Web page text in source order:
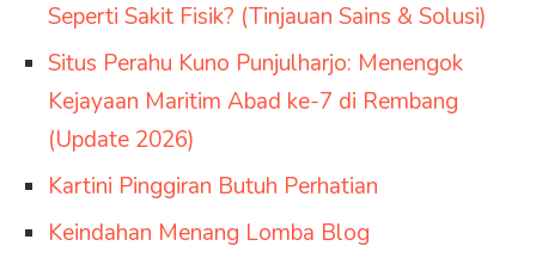
Seperti Sakit Fisik? (Tinjauan Sains & Solusi)
Situs Perahu Kuno Punjulharjo: Menengok
Kejayaan Maritim Abad ke-7 di Rembang
(Update 2026)
Kartini Pinggiran Butuh Perhatian
Keindahan Menang Lomba Blog